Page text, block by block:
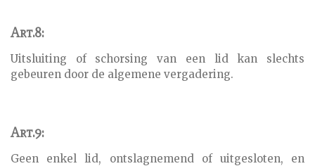
Art.8:
Uitsluiting of schorsing van een lid kan slechts
gebeuren door de algemene vergadering.
Art.9:
Geen enkel lid, ontslagnemend of uitgesloten, en